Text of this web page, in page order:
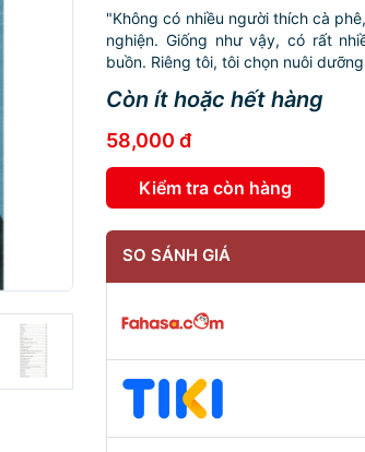
"Không có nhiều người thích cà
nghiện. Giống như vậy, có rất
buồn. Riêng tôi, tôi chọn nuôi
Còn ít hoặc hết hàng
58,000 đ
Kiểm tra còn hàng
SO SÁNH GIÁ